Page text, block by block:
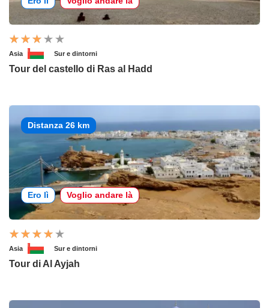
Asia Sur e dintorni
Tour del castello di Ras al Hadd
Distanza 26 km
Ero lì Voglio andare là
Asia Sur e dintorni
Tour di Al Ayjah